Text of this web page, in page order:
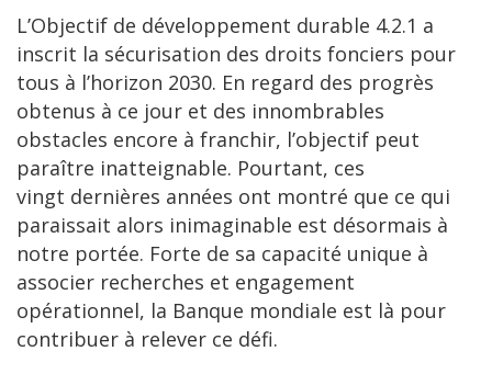
L’Objectif de développement durable 4.2.1 a
inscrit la sécurisation des droits fonciers pour
tous à l’horizon 2030. En regard des progrès
obtenus à ce jour et des innombrables
obstacles encore à franchir, l’objectif peut
paraître inatteignable. Pourtant, ces
vingt dernières années ont montré que ce qui
paraissait alors inimaginable est désormais à
notre portée. Forte de sa capacité unique à
associer recherches et engagement
opérationnel, la Banque mondiale est là pour
contribuer à relever ce défi.